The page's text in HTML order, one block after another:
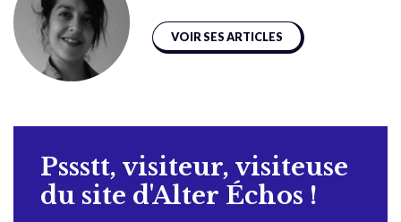
VOIR SES ARTICLES
Pssstt, visiteur, visiteuse
du site d'Alter Échos !